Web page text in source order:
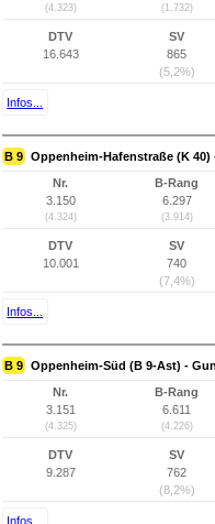
(4.323) (1.732)
DTV
16.643
SV
865
(5,2%)
Infos...
B 9 Oppenheim-Hafenstraße (K
Nr.
3.150
(4.324)
B-Rang
6.297
(3.914)
DTV
10.001
SV
740
(7,4%)
Infos...
B 9 Oppenheim-Süd (B 9-Ast) -
Nr.
3.151
(4.325)
B-Rang
6.611
(4.226)
DTV
9.287
SV
762
(8,2%)
Infos...